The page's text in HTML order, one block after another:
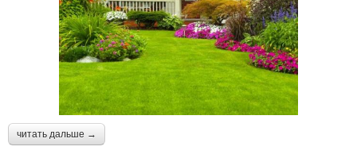
читать дальше →